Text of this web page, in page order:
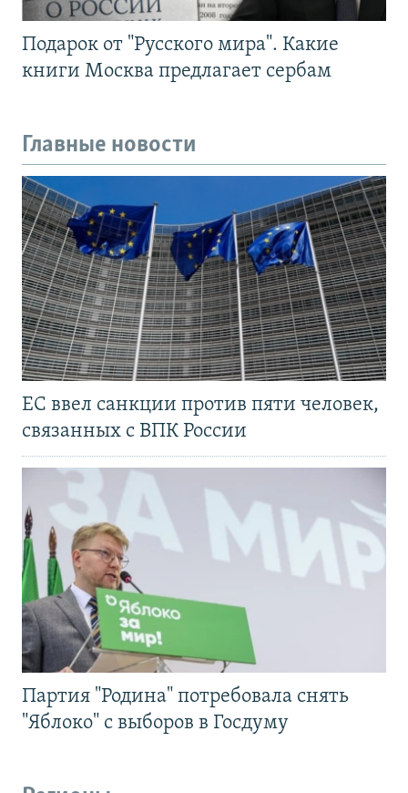
Подарок от "Русского мира". Какие
книги Москва предлагает сербам
Главные новости
ЕС ввел санкции против пяти человек,
связанных с ВПК России
Партия "Родина" потребовала снять
"Яблоко" с выборов в Госдуму